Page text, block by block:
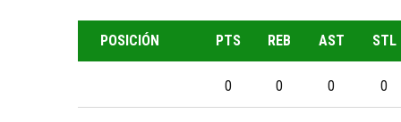
POSICIÓN PTS REB AST STL
0 0 0 0
Potosí, México, que compite en la Liga
local en esta liga y tiene como objetivo
competir a Nivel Nacional, atrayendo a